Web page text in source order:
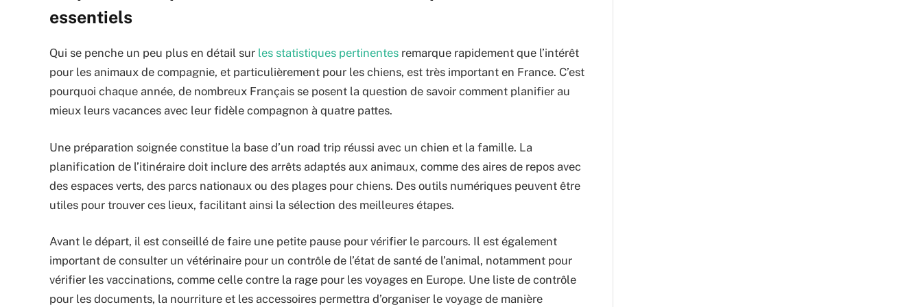
essentiels
Qui se penche un peu plus en détail sur les statistiques pertinentes remarque rapidement que l’intérêt
pour les animaux de compagnie, et particulièrement pour les chiens, est très important en France. C’est
pourquoi chaque année, de nombreux Français se posent la question de savoir comment planifier au
mieux leurs vacances avec leur fidèle compagnon à quatre pattes.
Une préparation soignée constitue la base d’un road trip réussi avec un chien et la famille. La
planification de l’itinéraire doit inclure des arrêts adaptés aux animaux, comme des aires de repos avec
des espaces verts, des parcs nationaux ou des plages pour chiens. Des outils numériques peuvent être
utiles pour trouver ces lieux, facilitant ainsi la sélection des meilleures étapes.
Avant le départ, il est conseillé de faire une petite pause pour vérifier le parcours. Il est également
important de consulter un vétérinaire pour un contrôle de l’état de santé de l’animal, notamment pour
vérifier les vaccinations, comme celle contre la rage pour les voyages en Europe. Une liste de contrôle
pour les documents, la nourriture et les accessoires permettra d’organiser le voyage de manière